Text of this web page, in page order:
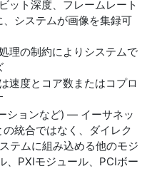
ット深度、フレームレート
システムが画像を集録可
理の制約によりシステムで
速度とコア数またはコプロ
ションなど) ― イーサネッ
統合ではなく、ダイレク
テムに組み込める他のモジ
、PXIモジュール、PCIボー